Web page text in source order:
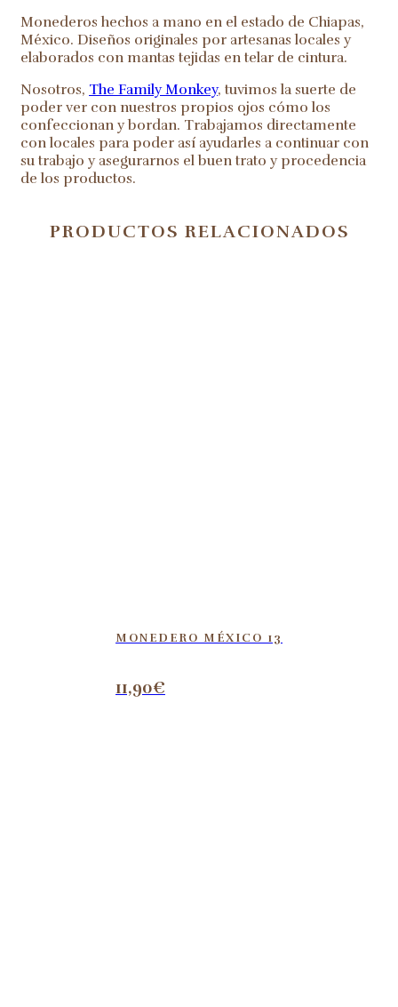
Monederos hechos a mano en el estado de Chiapas,
México. Diseños originales por artesanas locales y
elaborados con mantas tejidas en telar de cintura.
Nosotros, The Family Monkey, tuvimos la suerte de
poder ver con nuestros propios ojos cómo los
confeccionan y bordan. Trabajamos directamente
con locales para poder así ayudarles a continuar con
su trabajo y asegurarnos el buen trato y procedencia
de los productos.
PRODUCTOS RELACIONADOS
MONEDERO MÉXICO 13
11,90€